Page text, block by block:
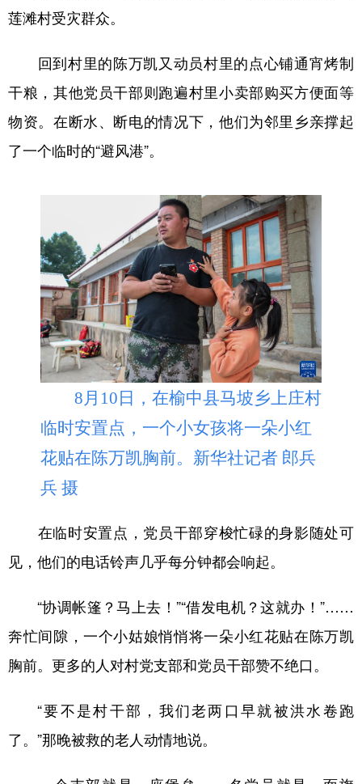
莲滩村受灾群众。
回到村里的陈万凯又动员村里的点心铺通宵烤制
干粮，其他党员干部则跑遍村里小卖部购买方便面等
物资。在断水、断电的情况下，他们为邻里乡亲撑起
了一个临时的“避风港”。
8月10日，在榆中县马坡乡上庄村
临时安置点，一个小女孩将一朵小红
花贴在陈万凯胸前。新华社记者 郎兵
兵 摄
在临时安置点，党员干部穿梭忙碌的身影随处可
见，他们的电话铃声几乎每分钟都会响起。
“协调帐篷？马上去！”“借发电机？这就办！”……
奔忙间隙，一个小姑娘悄悄将一朵小红花贴在陈万凯
胸前。更多的人对村党支部和党员干部赞不绝口。
“要不是村干部，我们老两口早就被洪水卷跑
了。”那晚被救的老人动情地说。